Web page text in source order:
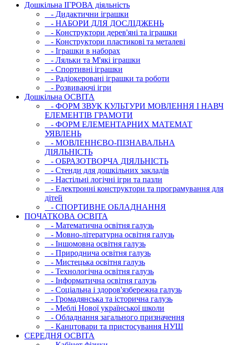
Дошкільна ІГРОВА діяльність
- Дидактични іграшки
- НАБОРИ ДЛЯ ДОСЛІДЖЕНЬ
- Конструктори дерев'яні та іграшки
- Конструктори пластикові та металеві
- Іграшки в наборах
- Ляльки та М'які іграшки
- Спортивні іграшки
- Радіокеровані іграшки та роботи
- Розвиваючі ігри
Дошкільна ОСВIТА
- ФОРМ ЗВУК КУЛЬТУРИ МОВЛЕННЯ І НАВЧ
ЕЛЕМЕНТІВ ГРАМОТИ
- ФОРМ ЕЛЕМЕНТАРНИХ МАТЕМАТ
УЯВЛЕНЬ
- МОВЛЕННЄВО-ПІЗНАВАЛЬНА
ДІЯЛЬНІСТЬ
- ОБРАЗОТВОРЧА ДІЯЛЬНІСТЬ
- Стенди для дошкільних закладів
- Настільні логічні ігри та пазли
- Електронні конструктори та програмування для
дітей
- СПОРТИВНЕ ОБЛАДНАННЯ
ПОЧАТКОВА ОСВIТА
- Математична освітня галузь
- Мовно-літературна освітня галузь
- Iншомовна освітня галузь
- Природнича освітня галузь
- Мистецька освітня галузь
- Технологічна освітня галузь
- Інфopматична освітня галузь
- Соціальна і здоров'язбережна галузь
- Громадянська та історична галузь
- Меблі Нової української школи
- Обладнання загального призначення
- Канцтовари та пристосування НУШ
СЕРЕДНЯ ОСВIТА